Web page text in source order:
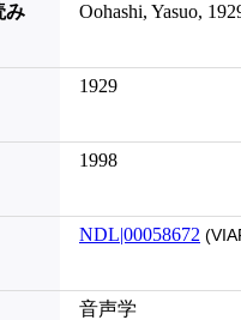
み Oohashi, Yasuo,
1929
1998
NDL|00058672
音声学